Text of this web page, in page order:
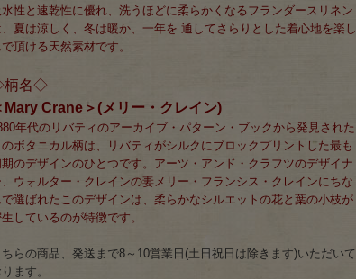
性と速乾性に優れ、洗うほどに柔らかくなるフランダースリネン
、夏は涼しく、冬は暖か、一年を 通してさらりとした着心地を楽し
頂ける天然素材です。
名◇
Mary Crane＞(メリー・クレイン)
年代のリバティのアーカイブ・パターン・ブックから発見された
のボタニカル柄は、リバティがシルクにブロックプリントした最も
のデザインのひとつです。アーツ・アンド・クラフツのデザイナ
、ウォルター・クレインの妻メリー・フランシス・クレインにちな
で選ばれたこのデザインは、柔らかなシルエットの花と葉の小枝が
生しているのが特徴です。
ちらの商品、発送まで8～10営業日(土日祝日は除きます)いただいて
ます。